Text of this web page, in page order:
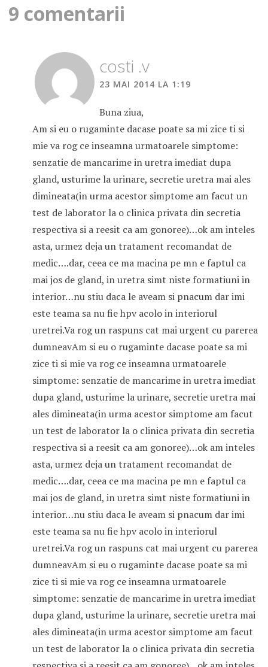
9 comentarii
costi .v
23 MAI 2014 LA 1:19
Buna ziua,
Am si eu o rugaminte dacase poate sa mi zice ti si
mie va rog ce inseamna urmatoarele simptome:
senzatie de mancarime in uretra imediat dupa
gland, usturime la urinare, secretie uretra mai ales
dimineata(in urma acestor simptome am facut un
test de laborator la o clinica privata din secretia
respectiva si a reesit ca am gonoree)…ok am inteles
asta, urmez deja un tratament recomandat de
medic….dar, ceea ce ma macina pe mn e faptul ca
mai jos de gland, in uretra simt niste formatiuni in
interior…nu stiu daca le aveam si pnacum dar imi
este teama sa nu fie hpv acolo in interiorul
uretrei.Va rog un raspuns cat mai urgent cu parerea
dumneavAm si eu o rugaminte dacase poate sa mi
zice ti si mie va rog ce inseamna urmatoarele
simptome: senzatie de mancarime in uretra imediat
dupa gland, usturime la urinare, secretie uretra mai
ales dimineata(in urma acestor simptome am facut
un test de laborator la o clinica privata din secretia
respectiva si a reesit ca am gonoree)…ok am inteles
asta, urmez deja un tratament recomandat de
medic….dar, ceea ce ma macina pe mn e faptul ca
mai jos de gland, in uretra simt niste formatiuni in
interior…nu stiu daca le aveam si pnacum dar imi
este teama sa nu fie hpv acolo in interiorul
uretrei.Va rog un raspuns cat mai urgent cu parerea
dumneavAm si eu o rugaminte dacase poate sa mi
zice ti si mie va rog ce inseamna urmatoarele
simptome: senzatie de mancarime in uretra imediat
dupa gland, usturime la urinare, secretie uretra mai
ales dimineata(in urma acestor simptome am facut
un test de laborator la o clinica privata din secretia